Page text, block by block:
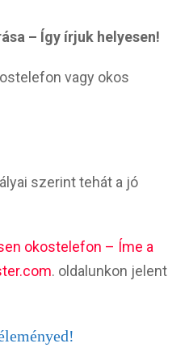
– Így írjuk helyesen!
vagy okos
szerint tehát a jó
okostelefon – Íme a
. oldalunkon jelent